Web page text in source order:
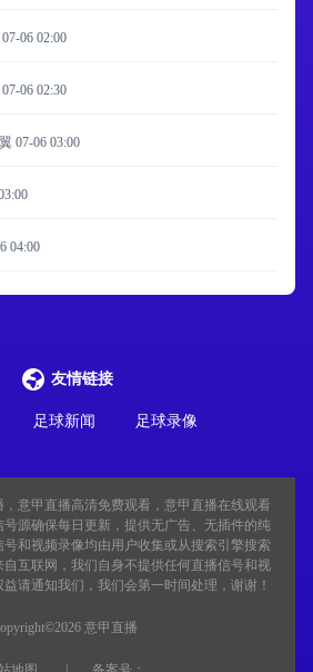
07-06 02:00
07-06 02:30
07-06 03:00
04:00
友情链接
足球新闻 足球录像
，意甲直播高清免费观看，意甲直播在线观看
源确保每日更新，提供无广告、无插件的纯
和视频录像均由用户收集或从搜索引擎搜索
互联网，我们自身不提供任何直播信号和视
请通知我们，我们会第一时间处理，谢谢！
意甲直播